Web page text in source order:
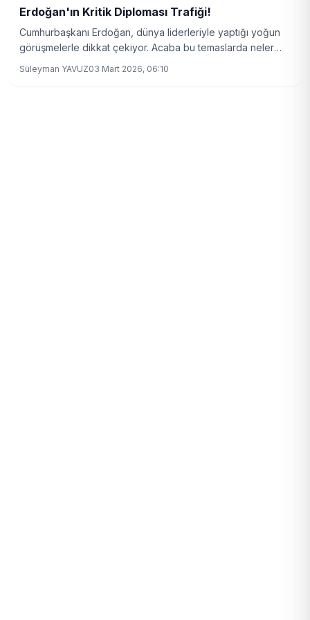
Erdoğan'ın Kritik Diploması Trafiği!
Cumhurbaşkanı Erdoğan, dünya liderleriyle yaptığı yoğun
görüşmelerle dikkat çekiyor. Acaba bu temaslarda neler
Süleyman YAVUZ03 Mart 2026, 06:10